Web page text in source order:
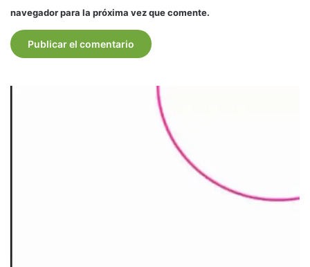
navegador para la próxima vez que comente.